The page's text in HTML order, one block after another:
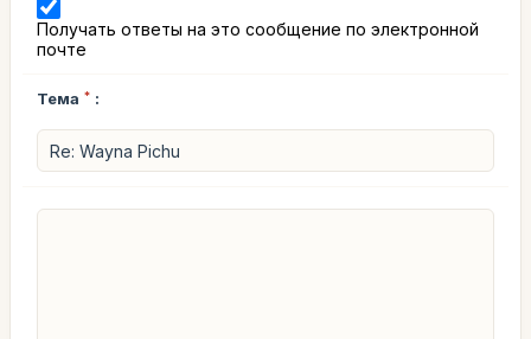
Получать ответы на это сообщение по электронной
почте
Тема * :